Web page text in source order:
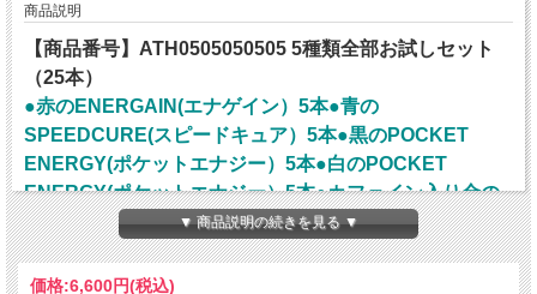
商品説明
【商品番号】ATH0505050505 5種類全部お試しセット
（25本）
●赤のENERGAIN(エナゲイン）5本●青の
SPEEDCURE(スピードキュア）5本●黒のPOCKET
ENERGY(ポケットエナジー）5本●白のPOCKET
ENERGY(ポケットエナジー）5本●カフェイン入り金の
POCKET ENERGY(ポケットエナジー）5本
▼ 商品説明の続きを見る ▼
価格:6,600円(税込)